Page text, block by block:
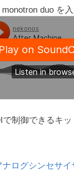
duo を
制御できるキ
ナログシンセサ